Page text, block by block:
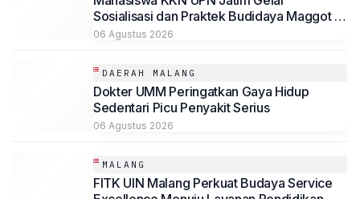
Sosialisasi dan Praktek Budidaya Maggot di
Baureno, Bojonegoro
06 Agustus 2026
DAERAH MALANG
Dokter UMM Peringatkan Gaya Hidup
Sedentari Picu Penyakit Serius
06 Agustus 2026
MALANG
FITK UIN Malang Perkuat Budaya Service